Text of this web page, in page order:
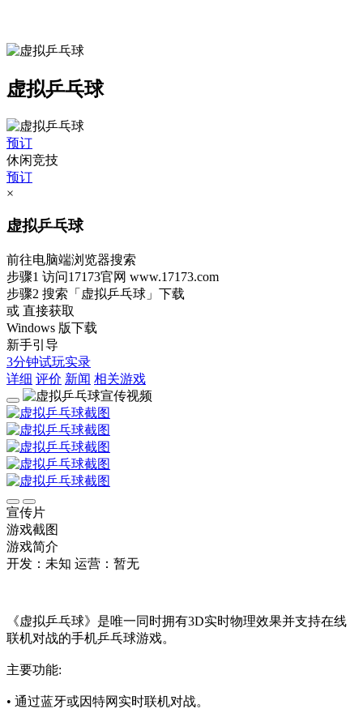
虚拟乒乓球
预订
休闲竞技
预订
×
虚拟乒乓球
前往电脑端浏览器搜索
步骤1 访问17173官网 www.17173.com
步骤2 搜索 「虚拟乒乓球」 下载
或 直接获取
Windows 版下载
新手引导
3分钟试玩实录
详细 评价 新闻 相关游戏
宣传片
游戏截图
游戏简介
开发：未知 运营：暂无
《虚拟乒乓球》是唯一同时拥有3D实时物理效果并支持在线
联机对战的手机乒乓球游戏。
主要功能:
• 通过蓝牙或因特网实时联机对战。